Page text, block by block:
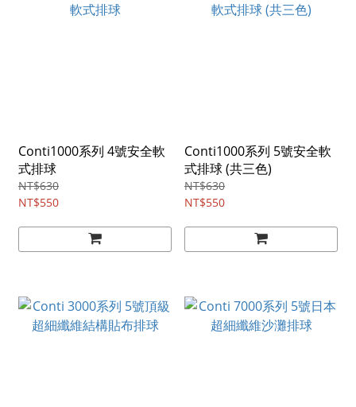
Conti1000系列 4號安全軟
式排球
NT$630
NT$550
Conti1000系列 5號安全軟
式排球 (共三色)
NT$630
NT$550